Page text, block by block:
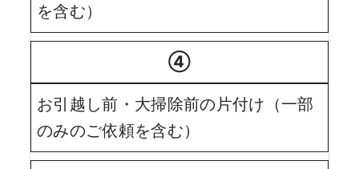
を含む）
④
お引越し前・大掃除前の片付け（一部
のみのご依頼を含む）